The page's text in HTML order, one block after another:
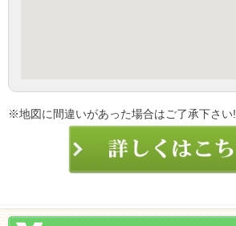
※地図に間違いがあった場合はご了承下さい!